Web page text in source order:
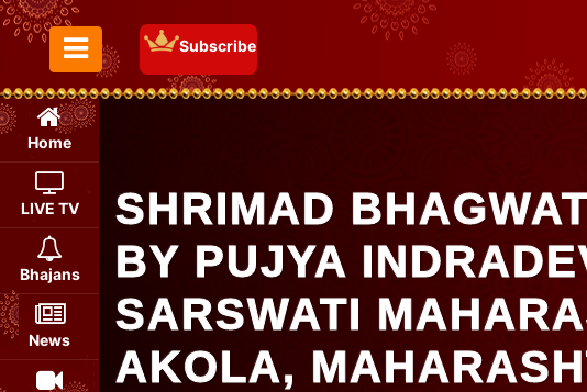
Toggle Menu
Subscribe
Home
LIVE TV
Bhajans
News
SHRIMAD
BY PUJYA
SARSWATI
AKOLA,